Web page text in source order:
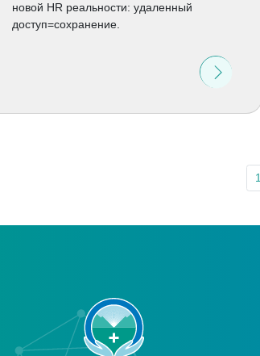
новой HR реальности: удаленный
доступ=сохранение.
1